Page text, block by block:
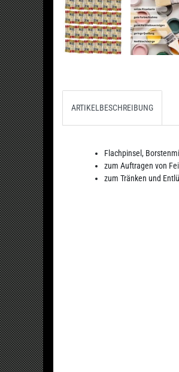
ARTIKELBESCHREIBUNG
Flachpinsel,
zum Auftragen von
zum Tränken und